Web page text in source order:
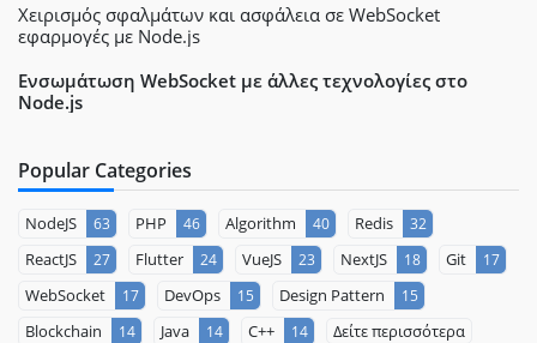
Χειρισμός σφαλμάτων και ασφάλεια σε WebSocket
εφαρμογές με Node.js
Ενσωμάτωση WebSocket με άλλες τεχνολογίες στο
Node.js
Popular Categories
NodeJS 63 PHP 46 Algorithm 40 Redis 32
ReactJS 27 Flutter 24 VueJS 23 NextJS 18 Git 17
WebSocket 17 DevOps 15 Design Pattern 15
Blockchain 14 Java 14 C++ 14 Δείτε περισσότερα